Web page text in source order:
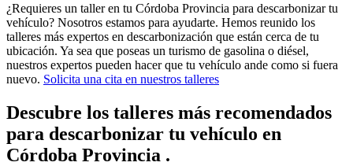
¿Requieres un taller en tu Córdoba Provincia para descarbonizar tu
vehículo? Nosotros estamos para ayudarte. Hemos reunido los
talleres más expertos en descarbonización que están cerca de tu
ubicación. Ya sea que poseas un turismo de gasolina o diésel,
nuestros expertos pueden hacer que tu vehículo ande como si fuera
nuevo. Solicita una cita en nuestros talleres
Descubre los talleres más recomendados
para descarbonizar tu vehículo en
Córdoba Provincia .